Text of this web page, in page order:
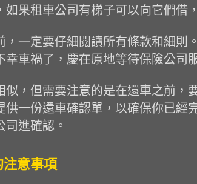
如果租車公司有梯子可以向它們借
，一定要仔細閱讀所有條款和細
幸車禍了，慶在原地等待保險公司
似，但需要注意的是在還車之前，
供一份還車確認單，以確保你已
司進確認。
意事項